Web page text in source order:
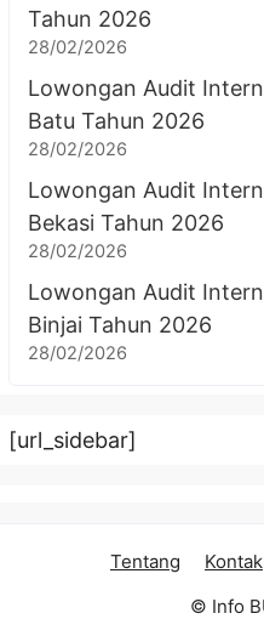
Tahun 2026
28/02/2026
Lowongan Audit
Batu Tahun 2026
28/02/2026
Lowongan Audit
Bekasi Tahun 2026
28/02/2026
Lowongan Audit
Binjai Tahun 2026
28/02/2026
[url_sidebar]
Tentang Kontak
© Info